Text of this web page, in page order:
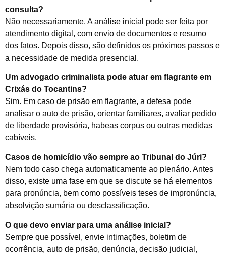
consulta?
Não necessariamente. A análise inicial pode ser feita por
atendimento digital, com envio de documentos e resumo
dos fatos. Depois disso, são definidos os próximos passos e
a necessidade de medida presencial.
Um advogado criminalista pode atuar em flagrante em
Crixás do Tocantins?
Sim. Em caso de prisão em flagrante, a defesa pode
analisar o auto de prisão, orientar familiares, avaliar pedido
de liberdade provisória, habeas corpus ou outras medidas
cabíveis.
Casos de homicídio vão sempre ao Tribunal do Júri?
Nem todo caso chega automaticamente ao plenário. Antes
disso, existe uma fase em que se discute se há elementos
para pronúncia, bem como possíveis teses de impronúncia,
absolvição sumária ou desclassificação.
O que devo enviar para uma análise inicial?
Sempre que possível, envie intimações, boletim de
ocorrência, auto de prisão, denúncia, decisão judicial,